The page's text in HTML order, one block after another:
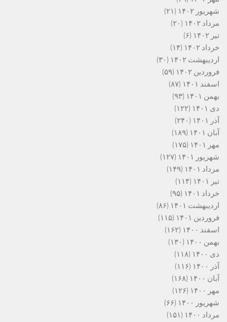
شهریور ۱۴۰۲
(۲۱)
مرداد ۱۴۰۲
(۲۰)
تیر ۱۴۰۲
(۶)
خرداد ۱۴۰۲
(۱۴)
اردیبهشت ۱۴۰۲
(۳۰)
فروردین ۱۴۰۲
(۵۹)
اسفند ۱۴۰۱
(۸۷)
بهمن ۱۴۰۱
(۹۳)
دی ۱۴۰۱
(۱۲۲)
آذر ۱۴۰۱
(۲۴۰)
آبان ۱۴۰۱
(۱۸۹)
مهر ۱۴۰۱
(۱۷۵)
شهریور ۱۴۰۱
(۱۲۷)
مرداد ۱۴۰۱
(۱۴۹)
تیر ۱۴۰۱
(۱۱۴)
خرداد ۱۴۰۱
(۹۵)
اردیبهشت ۱۴۰۱
(۸۶)
فروردین ۱۴۰۱
(۱۱۵)
اسفند ۱۴۰۰
(۱۶۲)
بهمن ۱۴۰۰
(۱۳۰)
دی ۱۴۰۰
(۱۱۸)
آذر ۱۴۰۰
(۱۱۶)
آبان ۱۴۰۰
(۱۶۸)
مهر ۱۴۰۰
(۱۲۶)
شهریور ۱۴۰۰
(۶۶)
مرداد ۱۴۰۰
(۱۵۱)